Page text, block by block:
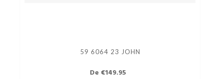
59 6064 23 JOHN
De €149.95